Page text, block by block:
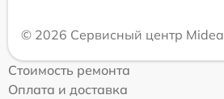
© 2026 Сервисный центр Midea
Стоимость ремонта
Оплата и доставка